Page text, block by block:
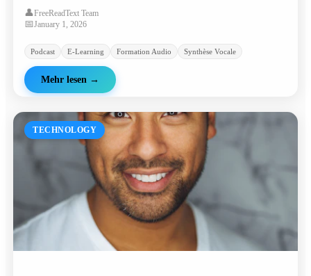
👤FreeReadText Team
📅January 1, 2026
Podcast E-Learning Formation Audio Synthèse Vocale
Mehr lesen →
TECHNOLOGY